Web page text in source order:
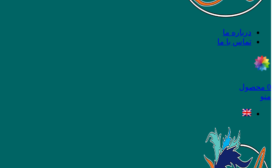
درباره ما
تماس با ما
0 محصول
منو